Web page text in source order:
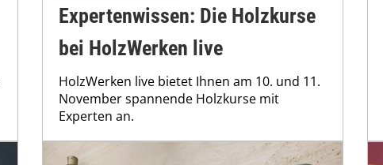
Expertenwissen: Die Holzkurse
bei HolzWerken live
HolzWerken live bietet Ihnen am 10. und 11.
November spannende Holzkurse mit
Experten an.